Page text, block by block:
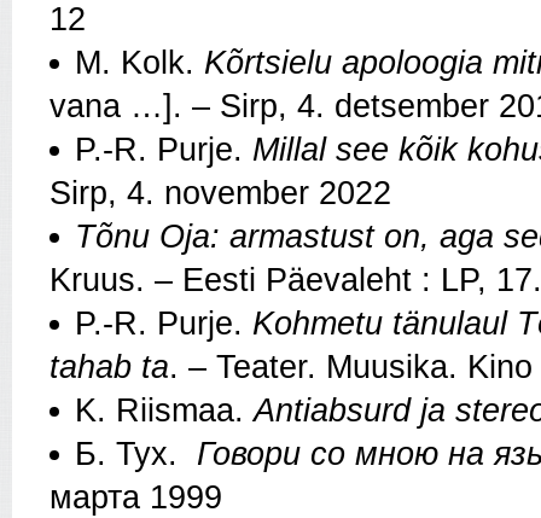
12
M. Kolk. Kõrtsielu apoloogia
vana …]. – Sirp, 4. detsember
P.-R. Purje. Millal see kõik
Sirp, 4. november 2022
Tõnu Oja: armastust on, aga
Kruus. – Eesti Päevaleht : LP,
P.-R. Purje. Kohmetu tänulaul
tahab ta. – Teater. Muusika.
K. Riismaa.Antiabsurd ja
Б. Тух.
Говори со мною на
марта 1999